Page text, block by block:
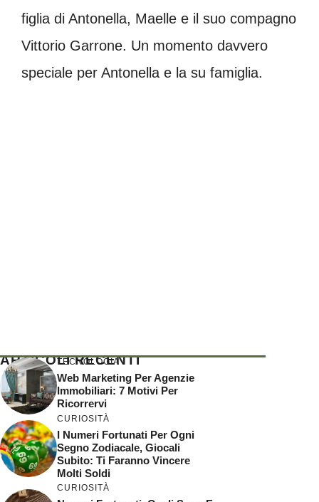
figlia di Antonella, Maelle e il suo compagno
Vittorio Garrone. Un momento davvero
speciale per Antonella e la su famiglia.
ARTICOLI RECENTI
TECNOLOGIA
Web Marketing Per Agenzie
Immobiliari: 7 Motivi Per
Ricorrervi
CURIOSITÀ
I Numeri Fortunati Per Ogni
Segno Zodiacale, Giocali
Subito: Ti Faranno Vincere
Molti Soldi
CURIOSITÀ